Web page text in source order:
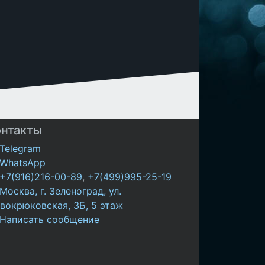
00-89, +7(499)995-25-19
г. Зеленоград, ул.
3Б, 5 этаж
сообщение